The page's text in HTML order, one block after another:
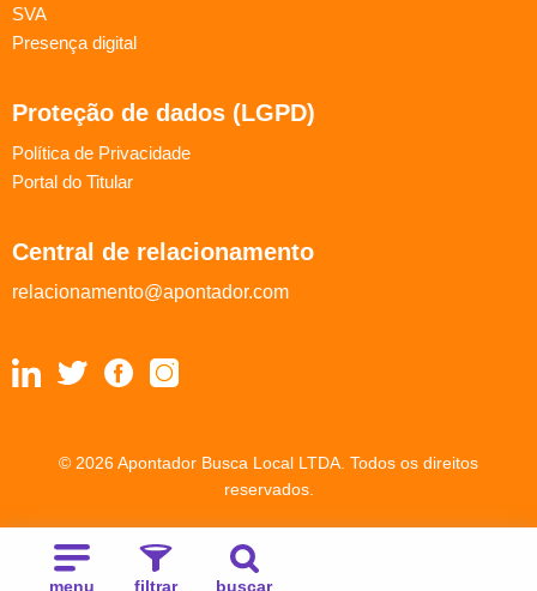
menu filtrar buscar
SVA
Presença digital
Proteção de dados (LGPD)
Política de Privacidade
Portal do Titular
Central de relacionamento
relacionamento@apontador.com
© 2026 Apontador Busca Local LTDA. Todos os direitos
reservados.